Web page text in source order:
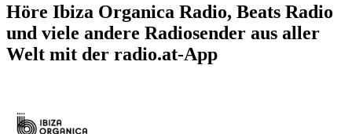
Höre Ibiza Organica Radio, Beats Radio
und viele andere Radiosender aus aller
Welt mit der radio.at-App